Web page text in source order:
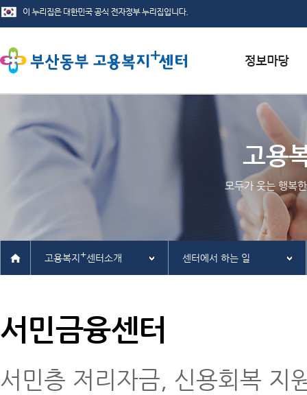
서식자료실
채용정보
인재정보
관련사이트
고용
모두가 웃는 행복
고용복지 +센터소개 센터에서 하는 일
서민금융센터
서민층 저리자금, 신용회복 지